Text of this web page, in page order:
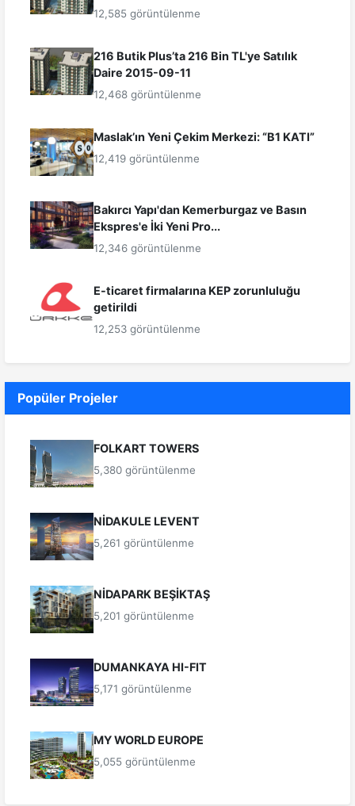
12,585 görüntülenme
216 Butik Plus’ta 216 Bin TL'ye Satılık
Daire 2015-09-11
12,468 görüntülenme
Maslak’ın Yeni Çekim Merkezi: “B1 KATI”
12,419 görüntülenme
Bakırcı Yapı'dan Kemerburgaz ve Basın
Ekspres'e İki Yeni Pro...
12,346 görüntülenme
E-ticaret firmalarına KEP zorunluluğu
getirildi
12,253 görüntülenme
Popüler Projeler
FOLKART TOWERS
5,380 görüntülenme
NİDAKULE LEVENT
5,261 görüntülenme
NİDAPARK BEŞİKTAŞ
5,201 görüntülenme
DUMANKAYA HI-FIT
5,171 görüntülenme
MY WORLD EUROPE
5,055 görüntülenme